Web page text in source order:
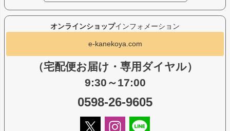
オンラインショップインフォメーション
e-kanekoya.com
（宅配便お届け・専用ダイヤル）
9:30～17:00
0598-26-9605